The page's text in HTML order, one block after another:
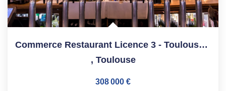
Commerce Restaurant Licence 3 - Toulouse St Pierre - 100 M2
, Toulouse
308 000 €